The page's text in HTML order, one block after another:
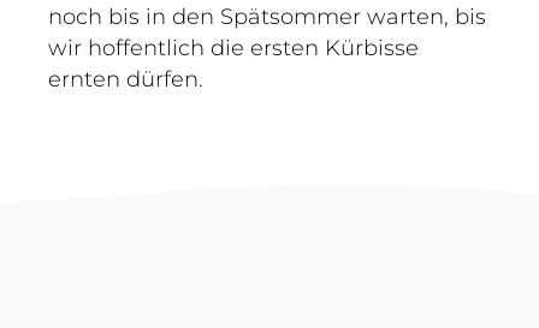
noch bis in den Spätsommer warten, bis
wir hoffentlich die ersten Kürbisse
ernten dürfen.